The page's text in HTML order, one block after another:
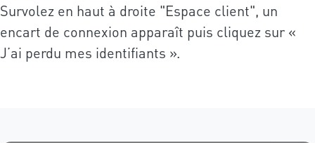
Survolez en haut à droite "Espace client", un
encart de connexion apparaît puis cliquez sur «
J’ai perdu mes identifiants ».